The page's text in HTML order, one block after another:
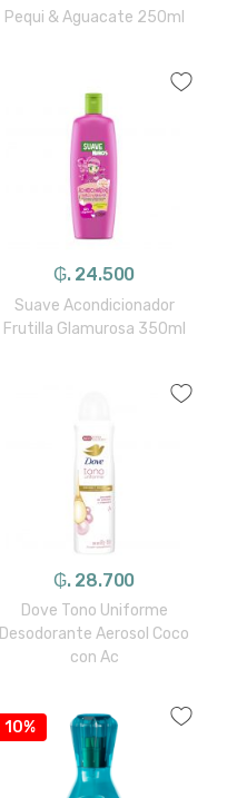
Pequi & Aguacate 250ml
₲. 24.500
Suave Acondicionador
Frutilla Glamurosa 350ml
₲. 28.700
Dove Tono Uniforme
Desodorante Aerosol Coco
con Ac
10%